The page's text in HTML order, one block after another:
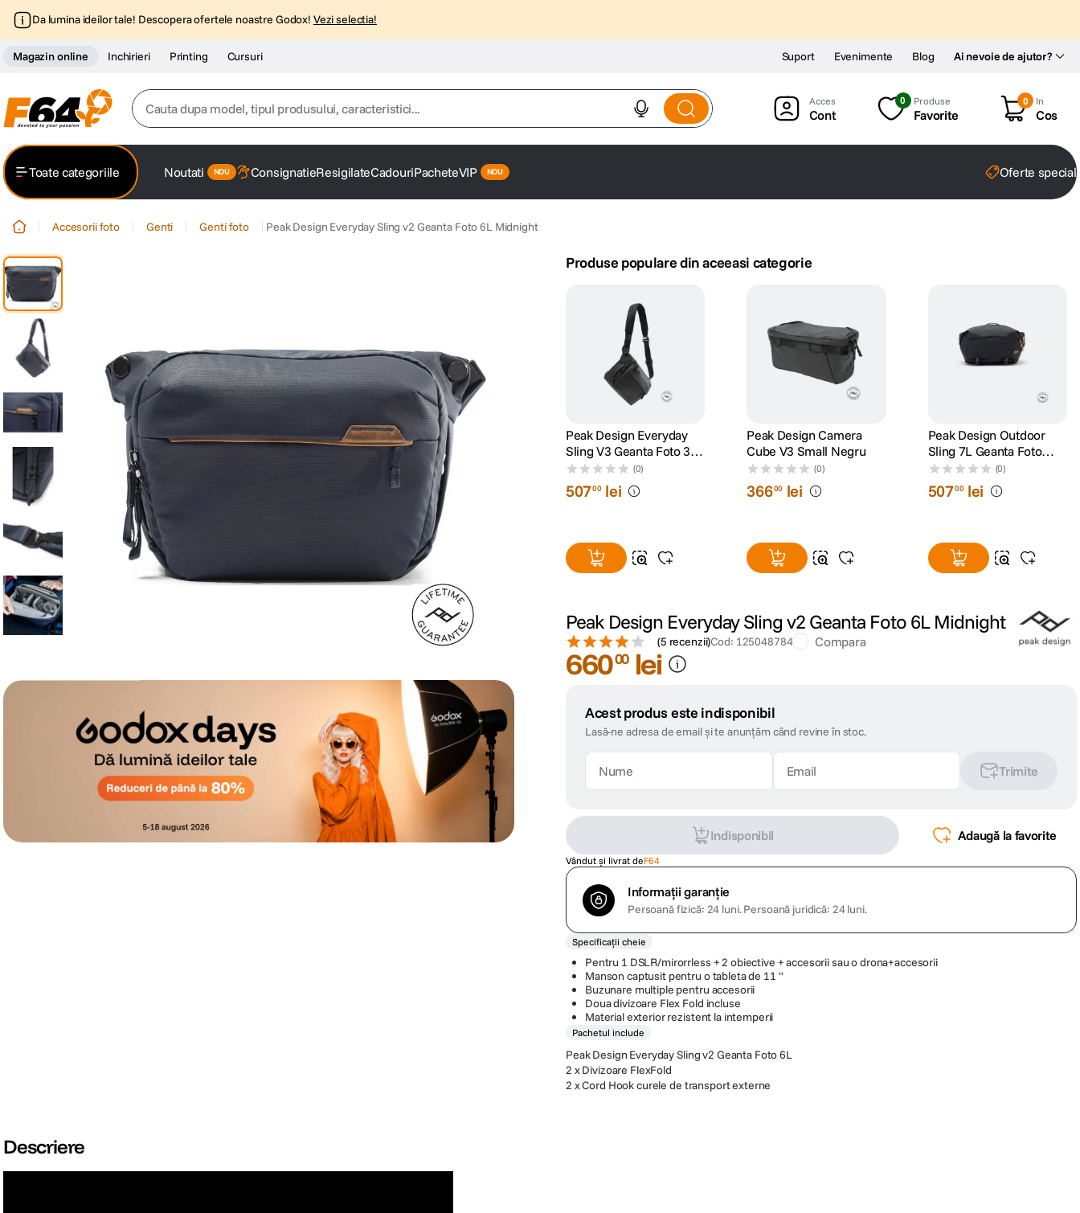
Da lumina ideilor tale! Descopera ofertele noastre Godox! Vezi selectia!
Magazin online Inchirieri Printing Cursuri Ai nevoie de ajutor?
Suport Evenimente Blog
Cauta dupa model, tipul produsului, caracteristici...
2. trepied
5 canon sx740 hs
6. lavaliera
Cont
0 Produse
Favorite
0 In
Cos
Toate categoriile Noutati ConsignatieResigilateCadouriPacheteVIP Oferte
Accesorii foto Genti Genti foto Peak Design Everyday Sling v2 Geanta Foto 6L Midnight
Produse populare din aceeasi categorie
Peak Design Everyday
Sling V3 Geanta Foto 3L
Negru
(0)
50700 lei
Peak Design Camera
Cube V3 Small Negru
(0)
36600 lei
Peak Design Outdoor
Sling 7L Geanta Foto
Neagra
(0)
50700 lei
Peak Design Everyday Sling v2 Geanta Foto 6L Midnight
(5 recenzii)Cod: 125048784 Compara
66000 lei
Acest produs este indisponibil
Lasă-ne adresa de email și te anunțăm când revine în stoc.
Trimite
Indisponibil Adaugă la favorite
Vândut și livrat deF64
Informații garanție
Persoană fizică: 24 luni.Persoană juridică: 24 luni.
Specificații cheie
Pentru 1 DSLR/mirorrless + 2 obiective + accesorii sau o drona+accesorii
Manson captusit pentru o tableta de 11 "
Buzunare multiple pentru accesorii
Doua divizoare Flex Fold incluse
Material exterior rezistent la intemperii
Pachetul include
Peak Design Everyday Sling v2 Geanta Foto 6L
2 x Divizoare FlexFold
2 x Cord Hook curele de transport externe
Descriere